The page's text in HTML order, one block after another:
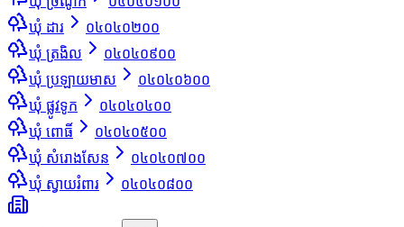
ឃុំ ដារ
០៤០៤០២០០
ឃុំ ត្រងិល
០៤០៤០៩០០
ឃុំ ប្រឡាយមាស
០៤០៤០៦០០
ឃុំ ផ្លូវទូក
០៤០៤០៤០០
ឃុំ ពោធិ៍
០៤០៤០៥០០
ឃុំ សំរោងសែន
០៤០៤០៧០០
ឃុំ ស្វាយរំពារ
០៤០៤០៨០០